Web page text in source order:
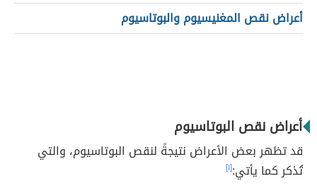
أعراض نقص المغنيسيوم والبوتاسيوم
أعراض نقص البوتاسيوم
قد تظهر بعض الأعراض نتيجةً لنقص البوتاسيوم، والتي
تُذكر كما يأتي:[١]